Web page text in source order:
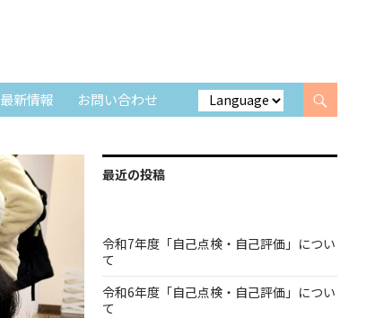
最新情報 お問い合わせ
最近の投稿
令和7年度「自己点検・自己評価」につい
て
令和6年度「自己点検・自己評価」につい
て